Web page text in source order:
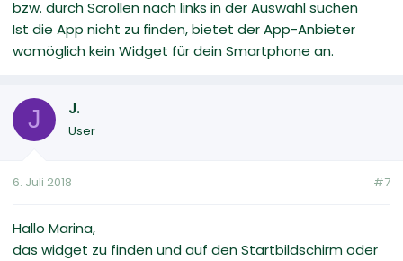
bzw. durch Scrollen nach links in der Auswahl suchen
Ist die App nicht zu finden, bietet der App-Anbieter
womöglich kein Widget für dein Smartphone an.
J J.
User
6. Juli 2018 #7
Hallo Marina,
das widget zu finden und auf den Startbildschirm oder